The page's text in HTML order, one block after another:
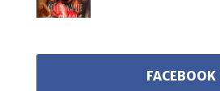
FACEBOOK